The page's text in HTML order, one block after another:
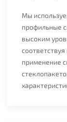
Мы
профильные
высоким
применение